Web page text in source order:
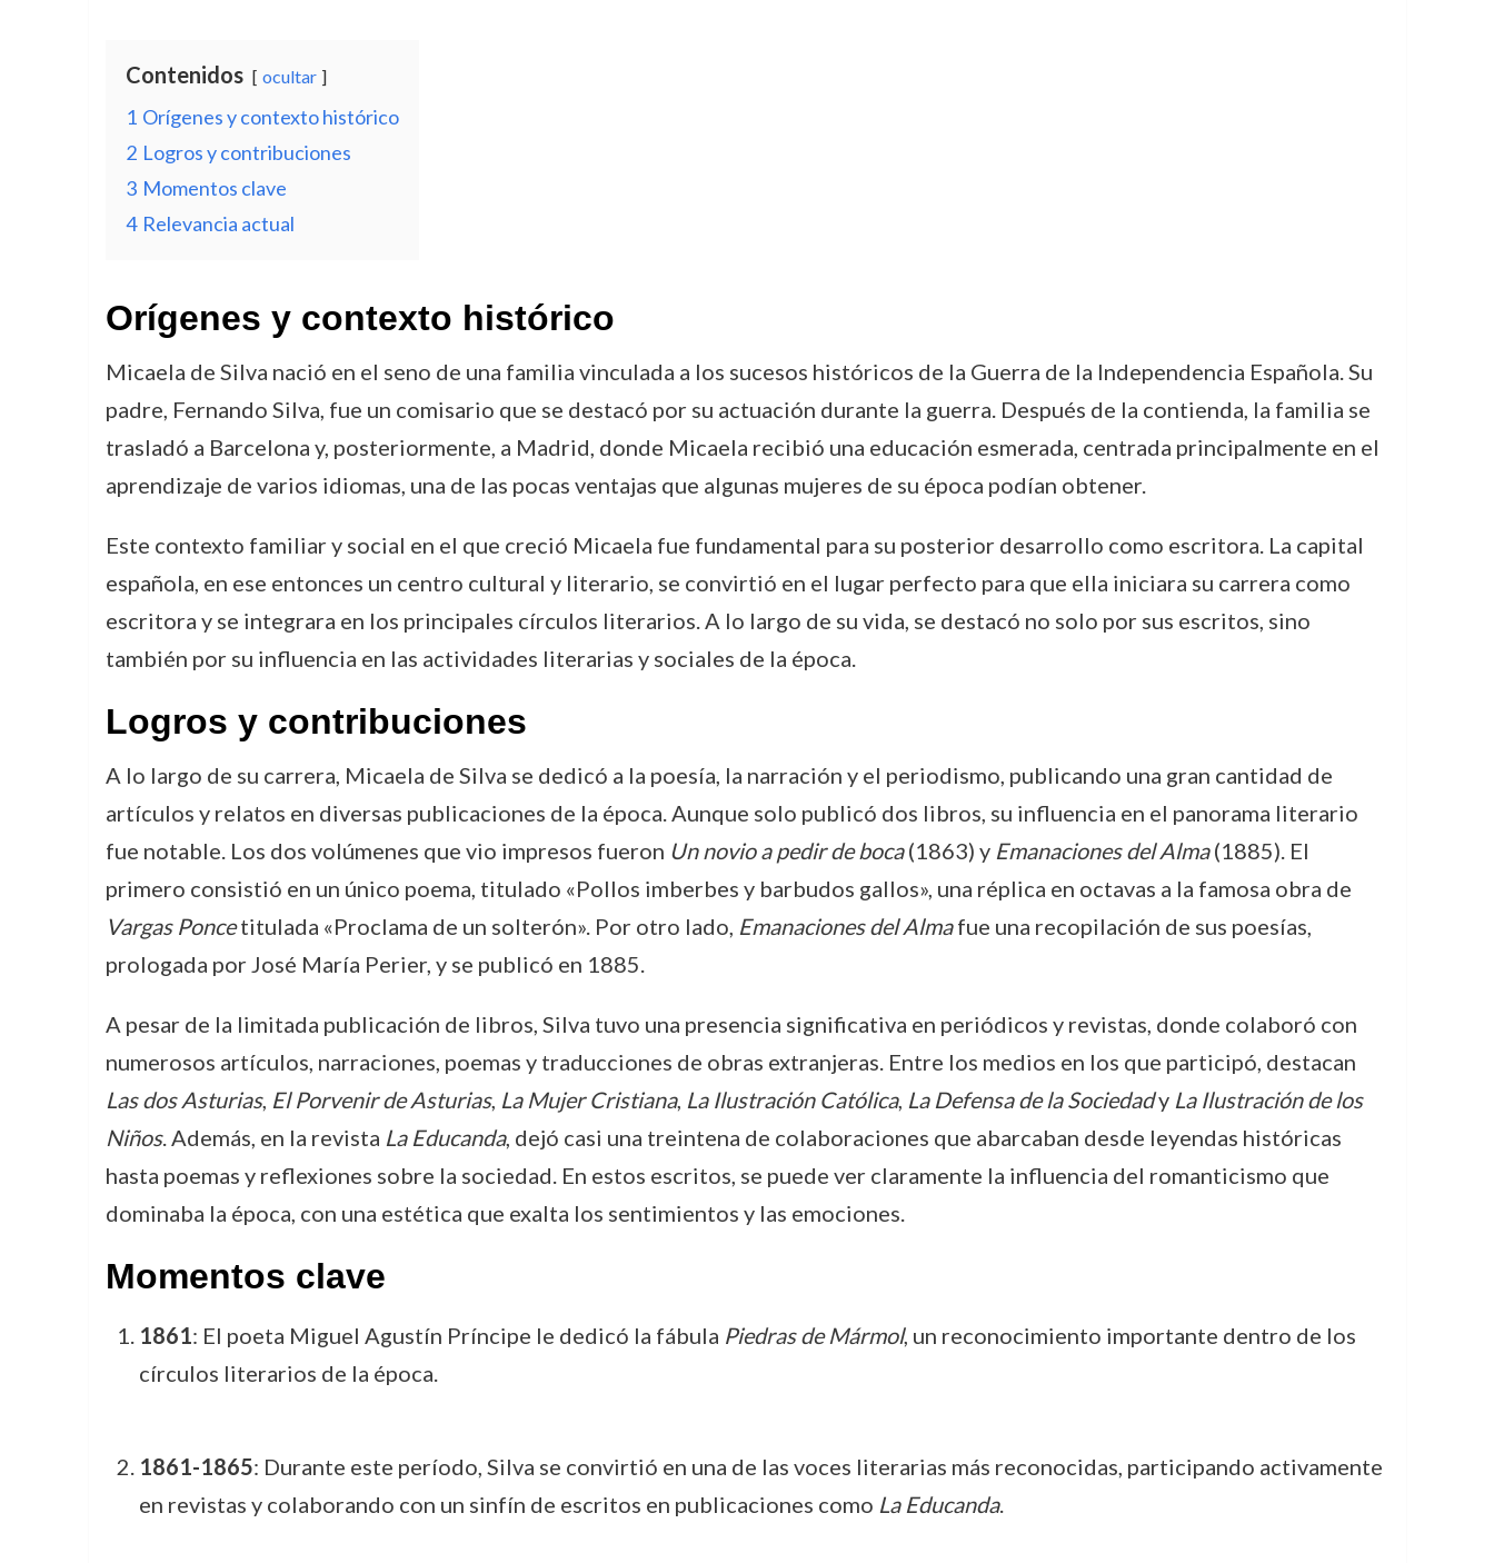
Contenidos ocultar
1 Orígenes y contexto histórico
2 Logros y contribuciones
3 Momentos clave
4 Relevancia actual
Orígenes y contexto histórico
Micaela de Silva nació en el seno de una familia vinculada a los sucesos históricos de la Guerra de la Independencia Española. Su
padre, Fernando Silva, fue un comisario que se destacó por su actuación durante la guerra. Después de la contienda, la familia se
trasladó a Barcelona y, posteriormente, a Madrid, donde Micaela recibió una educación esmerada, centrada principalmente en el
aprendizaje de varios idiomas, una de las pocas ventajas que algunas mujeres de su época podían obtener.
Este contexto familiar y social en el que creció Micaela fue fundamental para su posterior desarrollo como escritora. La capital
española, en ese entonces un centro cultural y literario, se convirtió en el lugar perfecto para que ella iniciara su carrera como
escritora y se integrara en los principales círculos literarios. A lo largo de su vida, se destacó no solo por sus escritos, sino
también por su influencia en las actividades literarias y sociales de la época.
Logros y contribuciones
A lo largo de su carrera, Micaela de Silva se dedicó a la poesía, la narración y el periodismo, publicando una gran cantidad de
artículos y relatos en diversas publicaciones de la época. Aunque solo publicó dos libros, su influencia en el panorama literario
fue notable. Los dos volúmenes que vio impresos fueron Un novio a pedir de boca(1863) y Emanaciones del Alma(1885). El
primero consistió en un único poema, titulado «Pollos imberbes y barbudos gallos», una réplica en octavas a la famosa obra de
Vargas Poncetitulada «Proclama de un solterón». Por otro lado, Emanaciones del Almafue una recopilación de sus poesías,
prologada por José María Perier, y se publicó en 1885.
A pesar de la limitada publicación de libros, Silva tuvo una presencia significativa en periódicos y revistas, donde colaboró con
numerosos artículos, narraciones, poemas y traducciones de obras extranjeras. Entre los medios en los que participó, destacan
Las dos Asturias, El Porvenir de Asturias, La Mujer Cristiana, La Ilustración Católica, La Defensa de la Sociedady La Ilustración de los
Niños. Además, en la revista La Educanda, dejó casi una treintena de colaboraciones que abarcaban desde leyendas históricas
hasta poemas y reflexiones sobre la sociedad. En estos escritos, se puede ver claramente la influencia del romanticismo que
dominaba la época, con una estética que exalta los sentimientos y las emociones.
Momentos clave
1861: El poeta Miguel Agustín Príncipe le dedicó la fábula Piedras de Mármol, un reconocimiento importante dentro de los
círculos literarios de la época.
1861-1865: Durante este período, Silva se convirtió en una de las voces literarias más reconocidas, participando activamente
en revistas y colaborando con un sinfín de escritos en publicaciones como La Educanda.